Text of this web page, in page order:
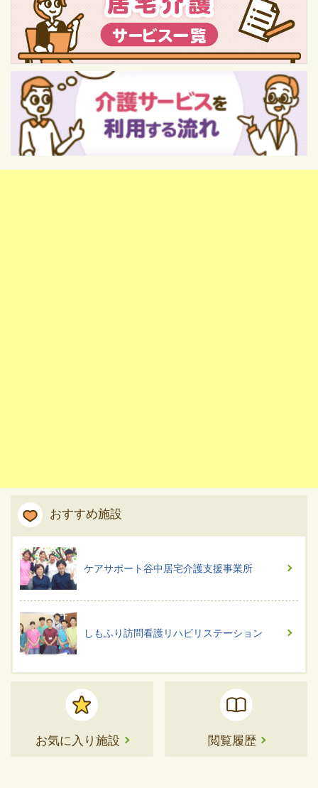
おすすめ施設
ケアサポート谷中居宅介護支援事業所
しもふり訪問看護リハビリステーション
お気に入り施設 閲覧履歴